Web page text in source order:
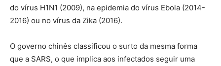
do vírus H1N1 (2009), na epidemia do vírus Ebola (2014-
2016) ou no vírus da Zika (2016).
O governo chinês classificou o surto da mesma forma
que a SARS, o que implica aos infectados seguir uma